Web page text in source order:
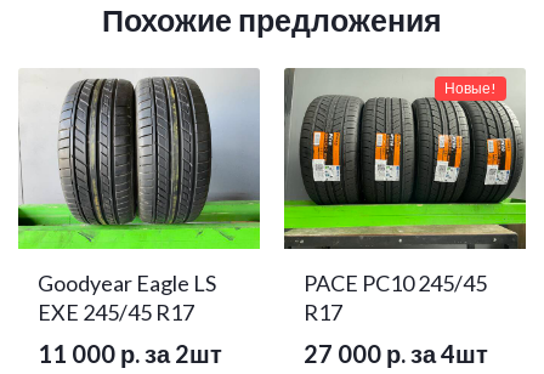
Похожие предложения
Goodyear Eagle LS
EXE 245/45 R17
11 000 р. за 2шт
Новые!
PACE PC10 245/45
R17
27 000 р. за 4шт